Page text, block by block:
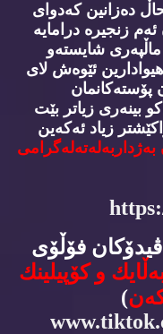
ده‌زانین كه‌دوای
زنجیره‌ درامایه‌
شایسته‌و
ئێوه‌ش لای
پۆسته‌كانمان
بینه‌ری زیاتر بێت
زیاد ئه‌كه‌ین
به‌ژداربه‌له‌ته‌له‌گرامی
فۆڵۆی
و كۆپیلینك
)